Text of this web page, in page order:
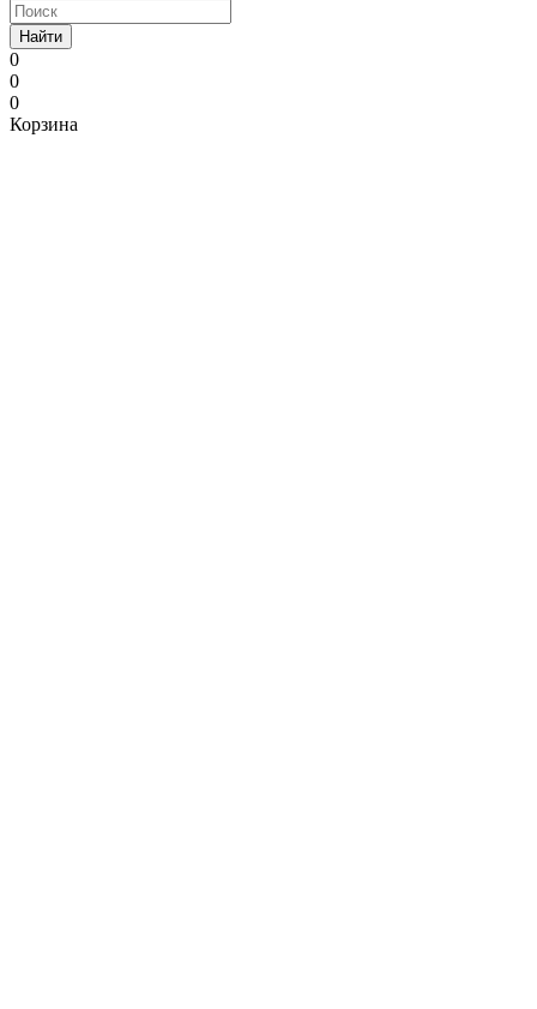
Найти
0
0
0
Корзина